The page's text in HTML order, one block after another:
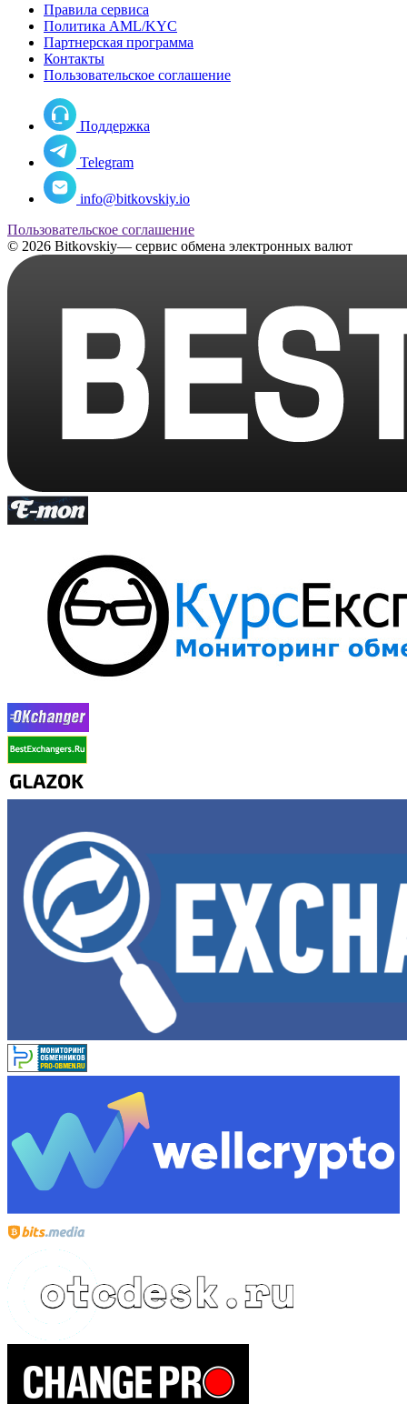
Правила сервиса
Политика AML/KYC
Партнерская программа
Контакты
Пользовательское соглашение
Поддержка
Telegram
info@bitkovskiy.io
Пользовательское соглашение
© 2026 Bitkovskiy— сервис обмена электронных валют